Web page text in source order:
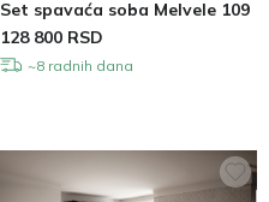
Set spavaća soba Melvele 109
128 800 RSD
~8 radnih dana